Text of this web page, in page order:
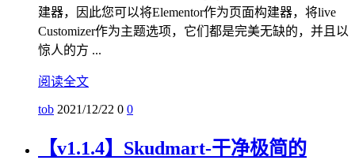
建器，因此您可以将Elementor作为页面构建器，将live
Customizer作为主题选项，它们都是完美无缺的，并且以
惊人的方 ...
阅读全文
tob 2021/12/22 0 0
【v1.1.4】Skudmart-干净极简的